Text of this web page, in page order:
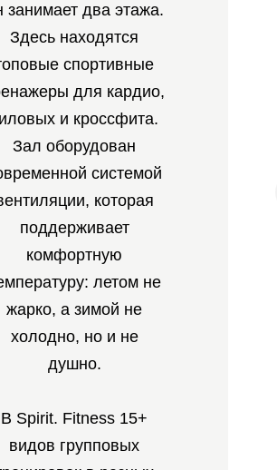
занимает два этажа.
Здесь находятся
спортивные
для кардио,
и кроссфита.
Зал оборудован
системой
которая
поддерживает
комфортную
летом не
жарко, а зимой не
холодно, но и не
душно.
В Spirit. Fitness 15+
видов групповых